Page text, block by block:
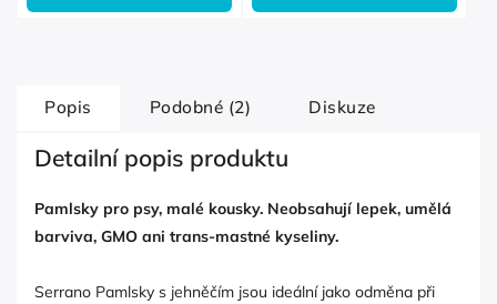
Popis Podobné (2) Diskuze
Detailní popis produktu
Pamlsky pro psy, malé kousky. Neobsahují lepek, umělá
barviva, GMO ani trans-mastné kyseliny.
Serrano Pamlsky s jehněčím jsou ideální jako odměna při